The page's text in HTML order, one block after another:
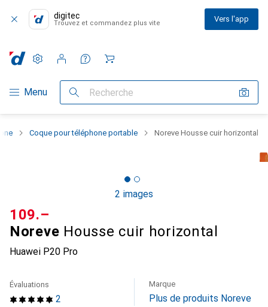
digitec
Trouvez et commandez plus vite Vers l'app
Navigation par catégorie
Menu Recherche
Paramètres
Compte client
Listes de comparaison
Listes d'envies
Panier
Coque pour téléphone portable Noreve Housse cuir horizontal
2 images
Noreve Housse cuir horizontal
Huawei P20 Pro
CHF
109.–
2
Évaluations Marque
Plus de produits Noreve